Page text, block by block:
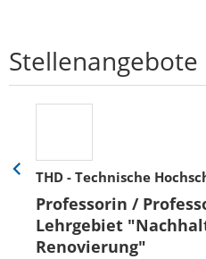
Stellenangebote
THD - Technische
Professorin /
Lehrgebiet
Renovierung"
Eine
zurück